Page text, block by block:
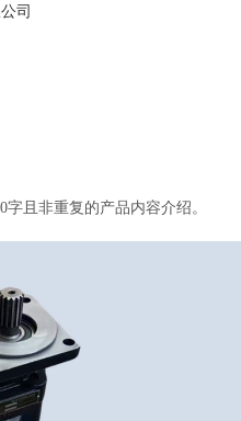
司
且非重复的产品内容介绍。